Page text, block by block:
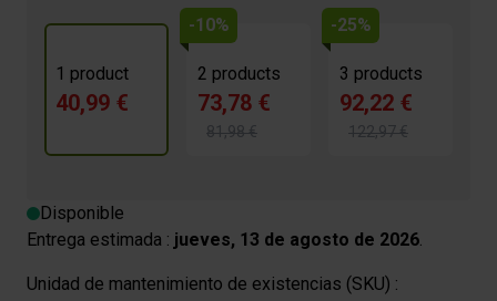
1 product
40,99 €
-10%
2 products
73,78 €
81,98 €
-25%
3 products
92,22 €
122,97 €
Disponible
Entrega estimada : jueves, 13 de agosto de 2026.
Unidad de mantenimiento de existencias (SKU) :